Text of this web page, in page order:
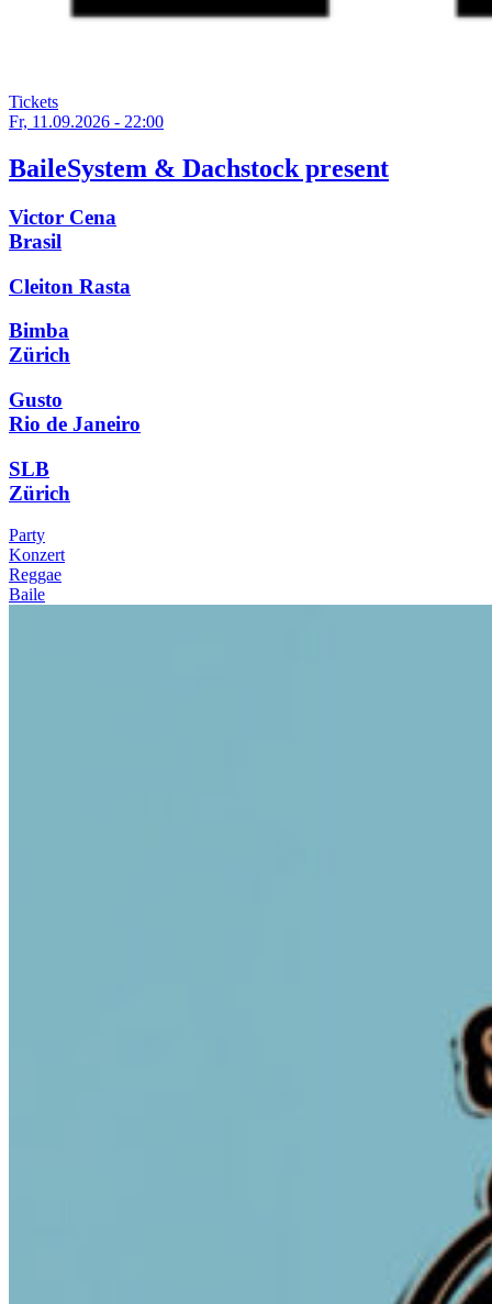
Tickets
Fr, 11.09.2026 - 22:00
BaileSystem & Dachstock present
Victor Cena
Brasil
Cleiton Rasta
Bimba
Zürich
Gusto
Rio de Janeiro
SLB
Zürich
Party
Konzert
Reggae
Baile